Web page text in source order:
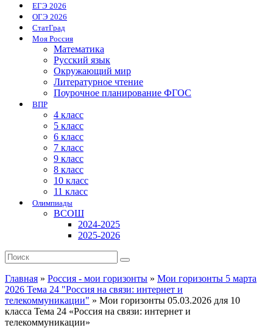
ЕГЭ 2026
ОГЭ 2026
СтатГрад
Моя Россия
Математика
Русский язык
Окружающий мир
Литературное чтение
Поурочное планирование ФГОС
ВПР
4 класс
5 класс
6 класс
7 класс
9 класс
8 класс
10 класс
11 класс
Олимпиады
ВСОШ
2024-2025
2025-2026
Главная » Россия - мои горизонты » Мои горизонты 5 марта
2026 Тема 24 "Россия на связи: интернет и
телекоммуникации" » Мои горизонты 05.03.2026 для 10
класса Тема 24 «Россия на связи: интернет и
телекоммуникации»